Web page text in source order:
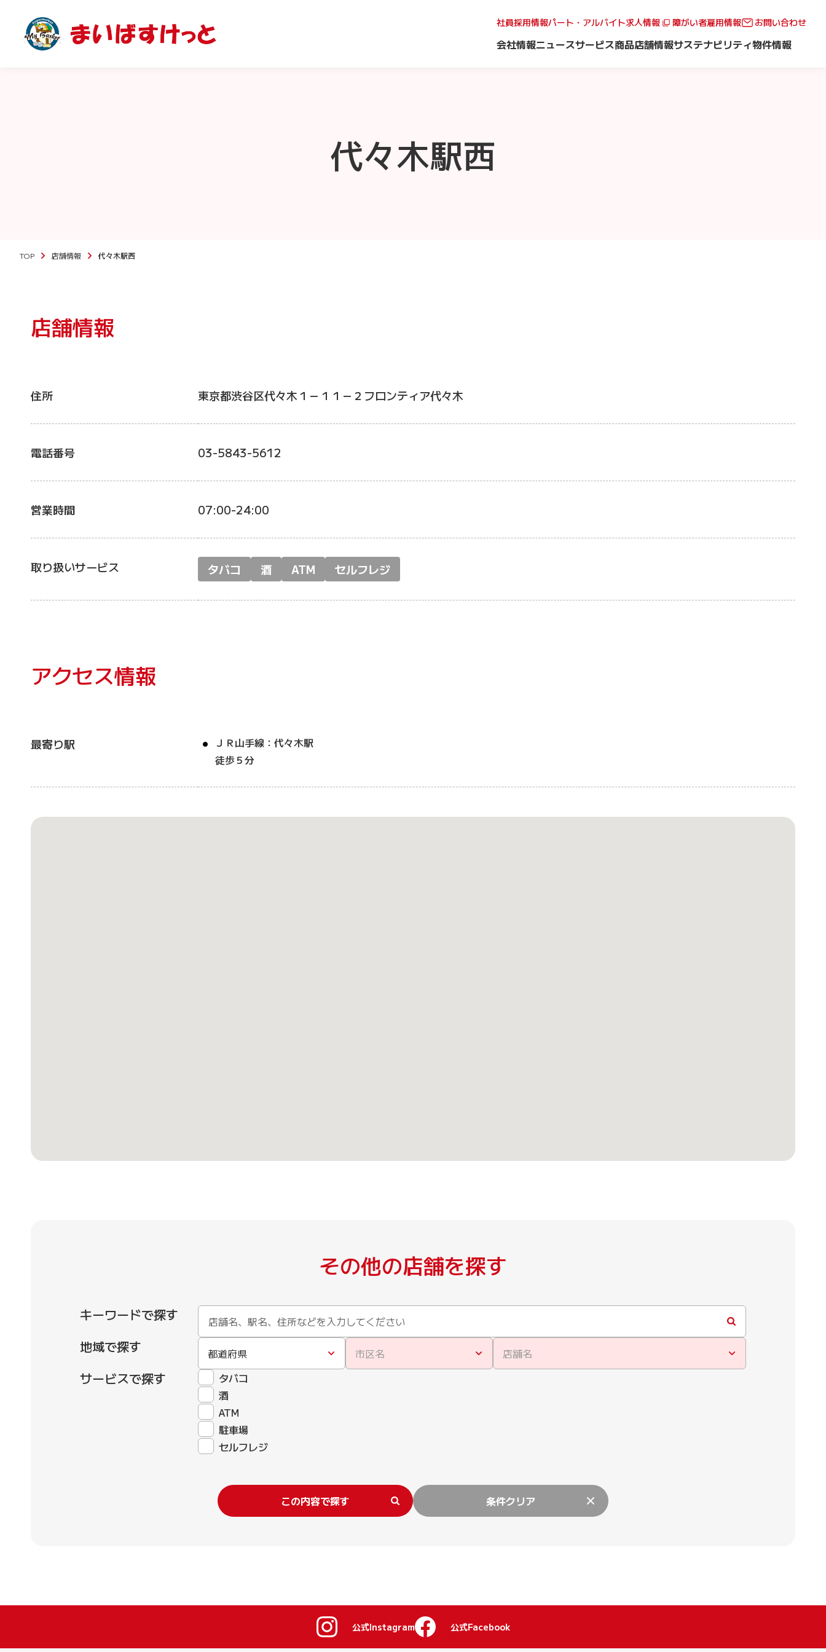
社員採用情報パート・アルバイト求人情報 障がい者雇用情報 お問い合わせ
会社情報ニュースサービス商品店舗情報サステナビリティ物件情報
代々木駅西
TOP 店舗情報 代々木駅西
店舗情報
住所 東京都渋谷区代々木１－１１－２フロンティア代々木
電話番号 03-5843-5612
営業時間 07:00-24:00
取り扱いサービス タバコ 酒 ATM セルフレジ
アクセス情報
最寄り駅
ＪＲ山手線：代々木駅
徒歩５分
その他の店舗を探す
キーワードで探す
地域で探す
都道府県 市区名 店舗名
サービスで探す
タバコ
酒
ATM
駐車場
セルフレジ
この内容で探す 条件クリア
公式Instagram 公式Facebook